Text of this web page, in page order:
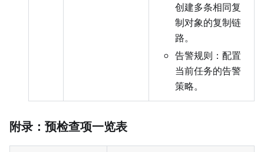
创建多条相同复
制对象的复制链
路。
告警规则：配置
当前任务的告警
策略。
附录：预检查项一览表